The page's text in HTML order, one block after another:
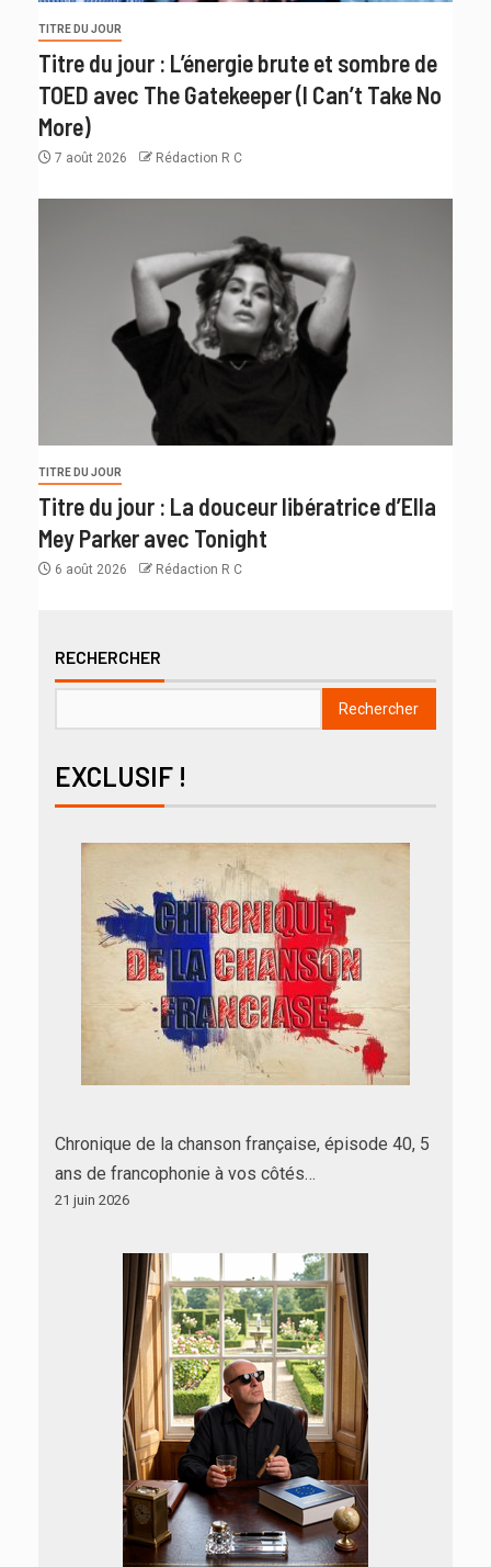
TITRE DU JOUR
Titre du jour : L’énergie brute et sombre de
TOED avec The Gatekeeper (I Can’t Take No
More)
7 août 2026 Rédaction R C
TITRE DU JOUR
Titre du jour : La douceur libératrice d’Ella
Mey Parker avec Tonight
6 août 2026 Rédaction R C
RECHERCHER
Rechercher
EXCLUSIF !
Chronique de la chanson française, épisode 40, 5
ans de francophonie à vos côtés…
21 juin 2026